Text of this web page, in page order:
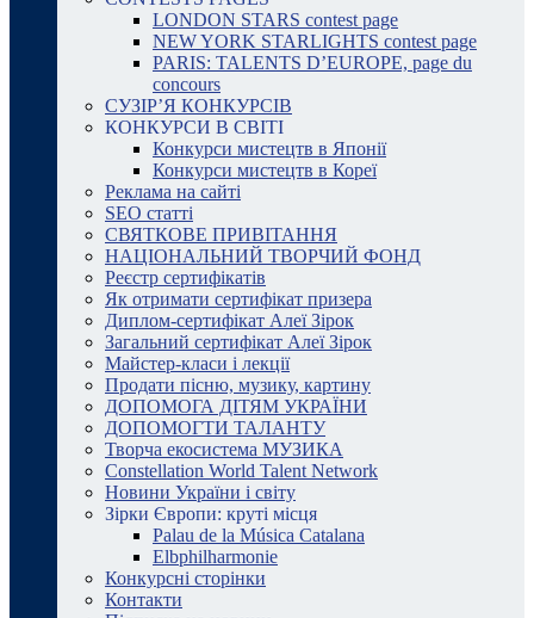
LONDON STARS contest page
NEW YORK STARLIGHTS contest page
PARIS: TALENTS D’EUROPE, page du
concours
СУЗІР’Я КОНКУРСІВ
КОНКУРСИ В СВІТІ
Конкурси мистецтв в Японії
Конкурси мистецтв в Кореї
Реклама на сайті
SEO статті
СВЯТКОВЕ ПРИВІТАННЯ
НАЦІОНАЛЬНИЙ ТВОРЧИЙ ФОНД
Реєстр сертифікатів
Як отримати сертифікат призера
Диплом-сертифікат Алеї Зірок
Загальний сертифікат Алеї Зірок
Майстер-класи і лекції
Продати пісню, музику, картину
ДОПОМОГА ДІТЯМ УКРАЇНИ
ДОПОМОГТИ ТАЛАНТУ
Творча екосистема МУЗИКА
Constellation World Talent Network
Новини України і світу
Зірки Європи: круті місця
Palau de la Música Catalana
Elbphilharmonie
Конкурсні сторінки
Контакти